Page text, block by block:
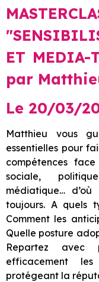
ET
par
Le 20/03/
Matthieu vous
essentielles pour
compétences
sociale,
médiatique…
toujours. A quels
Comment les
Quelle posture
Repartez avec
efficacement
protégeant la